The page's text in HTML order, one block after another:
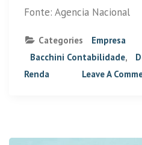
Fonte: Agencia Nacional
Categories Empresa
Bacchini Contabilidade,
Renda
Leave A